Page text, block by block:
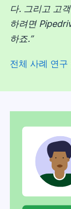
다. 그리고 고
하려면
하죠.”
전체 사례 연구